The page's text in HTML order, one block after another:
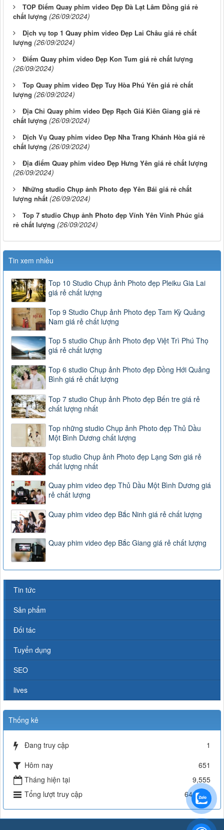
TOP Điểm Quay phim video Đẹp Đà Lạt Lâm Đồng giá rẻ
chất lượng (26/09/2024)
Dịch vụ top 1 Quay phim video Đẹp Lai Châu giá rẻ chất
lượng (26/09/2024)
Điểm Quay phim video Đẹp Kon Tum giá rẻ chất lượng
(26/09/2024)
Top Quay phim video Đẹp Tuy Hòa Phú Yên giá rẻ chất
lượng (26/09/2024)
Địa Chỉ Quay phim video Đẹp Rạch Giá Kiên Giang giá rẻ
chất lượng (26/09/2024)
Dịch Vụ Quay phim video Đẹp Nha Trang Khánh Hòa giá rẻ
chất lượng (26/09/2024)
Địa điểm Quay phim video Đẹp Hưng Yên giá rẻ chất lượng
(26/09/2024)
Những studio Chụp ảnh Photo đẹp Yên Bái giá rẻ chất
lượng nhất (26/09/2024)
Top 7 studio Chụp ảnh Photo đẹp Vĩnh Yên Vĩnh Phúc giá
rẻ chất lượng (26/09/2024)
Tin xem nhiều
Top 10 Studio Chụp ảnh Photo đẹp Pleiku Gia Lai
giá rẻ chất lượng
Top 9 Studio Chụp ảnh Photo đẹp Tam Kỳ Quảng
Nam giá rẻ chất lượng
Top 5 studio Chụp ảnh Photo đẹp Việt Trì Phú Thọ
giá rẻ chất lượng
Top 6 studio Chụp ảnh Photo đẹp Đồng Hới Quảng
Bình giá rẻ chất lượng
Top 7 studio Chụp ảnh Photo đẹp Bến tre giá rẻ
chất lượng nhất
Top những studio Chụp ảnh Photo đẹp Thủ Dầu
Một Bình Dương chất lượng
Top studio Chụp ảnh Photo đẹp Lạng Sơn giá rẻ
chất lượng nhất
Quay phim video đẹp Thủ Dầu Một Bình Dương giá
rẻ chất lượng
Quay phim video đẹp Bắc Ninh giá rẻ chất lượng
Quay phim video đẹp Bắc Giang giá rẻ chất lượng
Tin tức
Sản phẩm
Đối tác
Tuyển dụng
SEO
lives
Thống kê
Đang truy cập
1
Hôm nay
651
Tháng hiện tại
9,555
Tổng lượt truy cập
646,386